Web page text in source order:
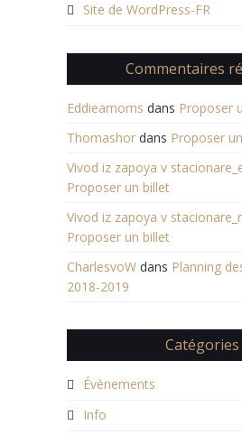
Site de WordPress-FR
Commentaires
Eddieamoms dans Proposer
Thomashor dans Proposer
Vivod iz zapoya v
Proposer un billet
Vivod iz zapoya v
Proposer un billet
CharlesvoW dans Planning
2018-2019
Catégories
Évènements
Info